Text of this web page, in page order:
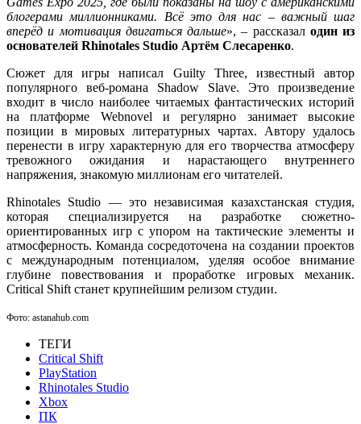
блогерами миллионниками. Всё это для нас – важный шаг
вперёд и мотивация двигаться дальше», – рассказал один из
основателей Rhinotales Studio Артём Слесаренко.
Сюжет для игры написал Guilty Three, известный автор
популярного веб-романа Shadow Slave. Это произведение
входит в число наиболее читаемых фантастических историй
на платформе Webnovel и регулярно занимает высокие
позиции в мировых литературных чартах. Автору удалось
перенести в игру характерную для его творчества атмосферу
тревожного ожидания и нарастающего внутреннего
напряжения, знакомую миллионам его читателей.
Rhinotales Studio — это независимая казахстанская студия,
которая специализируется на разработке сюжетно-
ориентированных игр с упором на тактические элементы и
атмосферность. Команда сосредоточена на создании проектов
с международным потенциалом, уделяя особое внимание
глубине повествования и проработке игровых механик.
Critical Shift станет крупнейшим релизом студии.
Фото: astanahub.com
ТЕГИ
Critical Shift
PlayStation
Rhinotales Studio
Xbox
ПК